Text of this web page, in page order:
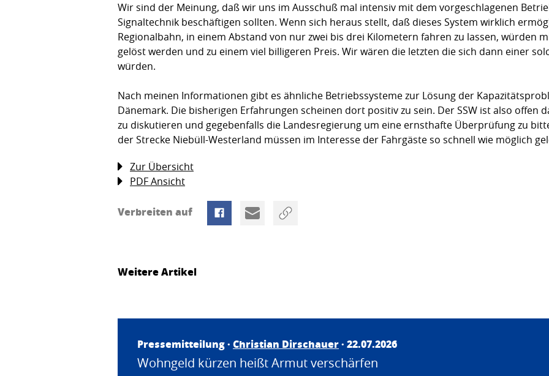
Wir sind der Meinung, daß wir uns im Ausschuß mal intensiv mit dem vorgeschlagenen
Signaltechnik beschäftigen sollten. Wenn sich heraus stellt, daß dieses System wirklich
Regionalbahn, in einem Abstand von nur zwei bis drei Kilometern fahren zu lassen, würden
gelöst werden und zu einem viel billigeren Preis. Wir wären die letzten die sich dann einer
würden.
Nach meinen Informationen gibt es ähnliche Betriebssysteme zur Lösung der
Dänemark. Die bisherigen Erfahrungen scheinen dort positiv zu sein. Der SSW ist also offen
zu diskutieren und gegebenfalls die Landesregierung um eine ernsthafte Überprüfung zu
der Strecke Niebüll-Westerland müssen im Interesse der Fahrgäste so schnell wie möglich
Zur Übersicht
PDF Ansicht
Verbreiten auf
Weitere Artikel
Pressemitteilung · Christian Dirschauer· 22.07.2026
Wohngeld kürzen heißt Armut verschärfen